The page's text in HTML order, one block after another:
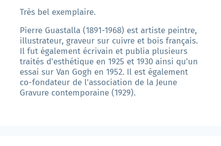
Très bel exemplaire.
Pierre Guastalla (1891-1968) est artiste peintre,
illustrateur, graveur sur cuivre et bois français.
Il fut également écrivain et publia plusieurs
traités d'esthétique en 1925 et 1930 ainsi qu'un
essai sur Van Gogh en 1952. Il est également
co-fondateur de l'association de la Jeune
Gravure contemporaine (1929).